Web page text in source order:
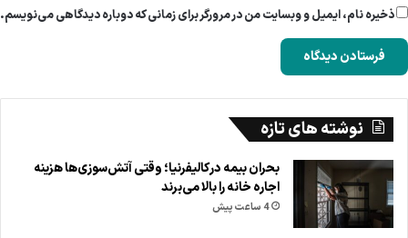
ذخیره نام، ایمیل و وبسایت من در مرورگر برای زمانی که دوباره دیدگاهی می‌نویسم.
نوشته های تازه
بحران بیمه در کالیفرنیا؛ وقتی آتش‌سوزی‌ها هزینه
اجاره خانه را بالا می‌برند
4 ساعت پیش